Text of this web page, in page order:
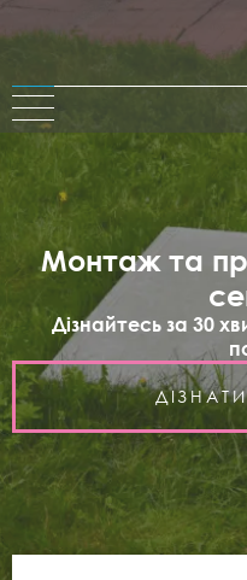
Монтаж та
Дізнайтесь за 30